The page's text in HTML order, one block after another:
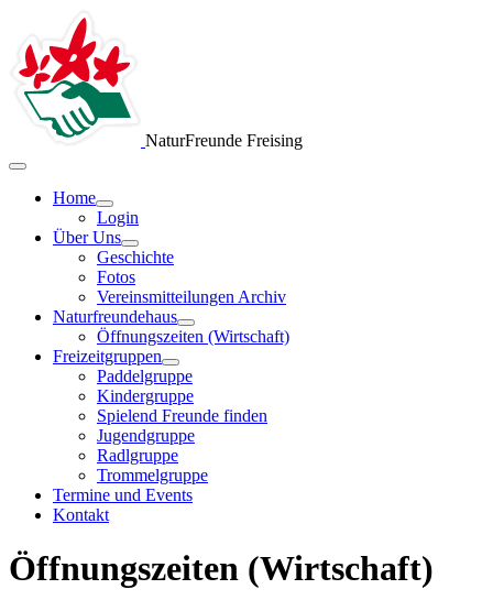
NaturFreunde Freising
Home
Login
Über Uns
Geschichte
Fotos
Vereinsmitteilungen Archiv
Naturfreundehaus
Öffnungszeiten (Wirtschaft)
Freizeitgruppen
Paddelgruppe
Kindergruppe
Spielend Freunde finden
Jugendgruppe
Radlgruppe
Trommelgruppe
Termine und Events
Kontakt
Öffnungszeiten (Wirtschaft)